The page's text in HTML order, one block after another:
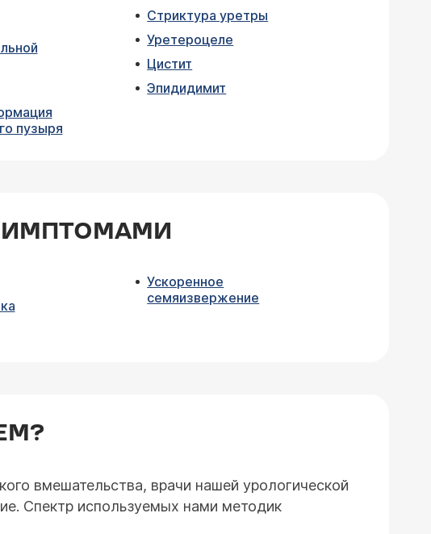
пузыря
Стриктура уретры
Уретероцеле
Цистит
Эпидидимит
Ускоренное
семяизвержение
вмешательства, врачи нашей урологической
Спектр используемых нами методик